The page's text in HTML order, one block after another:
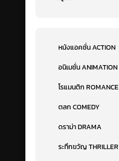
หนังแอคชั่น ACTION
อนิเมชั่น ANIMATION
โรแมนติก ROMANCE
ตลก COMEDY
ดราม่า DRAMA
ระทึกขวัญ THRILLER